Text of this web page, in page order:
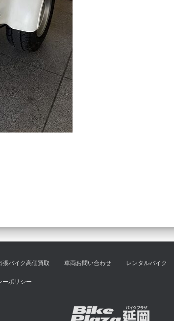
張バイク高価買取 車両お問い合わせ レンタルバイク
ーポリシー